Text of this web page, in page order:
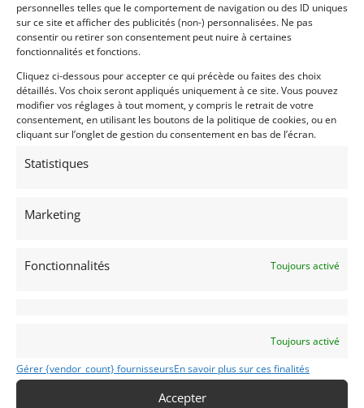
personnelles telles que le comportement de navigation ou des ID uniques
sur ce site et afficher des publicités (non-) personnalisées. Ne pas
consentir ou retirer son consentement peut nuire à certaines
fonctionnalités et fonctions.
Cliquez ci-dessous pour accepter ce qui précède ou faites des choix
détaillés. Vos choix seront appliqués uniquement à ce site. Vous pouvez
modifier vos réglages à tout moment, y compris le retrait de votre
consentement, en utilisant les boutons de la politique de cookies, ou en
cliquant sur l’onglet de gestion du consentement en bas de l’écran.
Statistiques
Marketing
Fonctionnalités Toujours activé
Toujours activé
Gérer {vendor_count} fournisseursEn savoir plus sur ces finalités
Accepter
Vendu par : MY VINTAGE
108
SCOTTS VALLEY (ETATS-UNIS (USA))
Vendu par : CANEPA